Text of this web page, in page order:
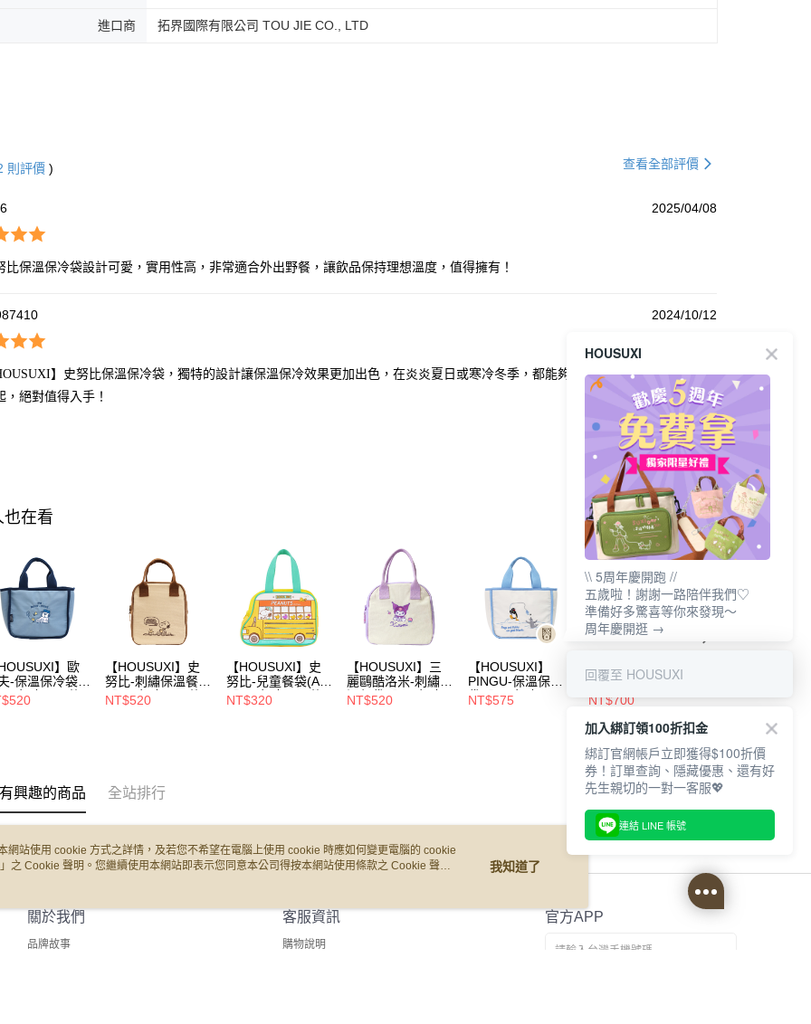
進口商 拓界國際有限公司 TOU JIE CO., LTD
則評價 ) 查看全部評價
2025/04/08
比保溫保冷袋設計可愛，實用性高，非常適合外出野餐，讓飲品保持理想溫度，值得擁有！
2024/10/12
】史努比保溫保冷袋，獨特的設計讓保溫保冷效果更加出色，在炎炎夏日或寒冷冬季，都能夠保持食物的新鮮度。優惠
，絕對值得入手！
也在看
HOUSUXI】歐
-保溫保冷袋
周年慶↘三件
】
【HOUSUXI】史
努比-刺繡保溫餐袋
【5周年慶↘三件
75折】
NT$520
【HOUSUXI】史
努比-兒童餐袋(A2)
【5周年慶↘三件
75折】
NT$320
【HOUSUXI】三
麗鷗酷洛米-刺繡保
溫餐袋【5周年慶
↘三件75折】
NT$520
【HOUSUXI】
PINGU-保溫保冷
袋【5周年慶↘三
件75折】
NT$575
【HOUSUXI】史
努比-旅行斜背小包
【5周年慶↘三件
75折】
NT$700
興趣的商品 全站排行
關於我們
品牌故事
客服資訊
購物說明
官方APP
網站使用 cookie 方式之詳情，及若您不希望在電腦上使用 cookie 時應如何變更電腦的 cookie
」之 Cookie 聲明。您繼續使用本網站即表示您同意本公司得按本網站使用條款之 Cookie 聲明
我知道了
HOUSUXI
\\ 5周年慶開跑 //
五歲啦！謝謝一路陪伴我們♡
準備好多驚喜等你來發現～
周年慶開逛 →
回覆至 HOUSUXI
加入綁訂領100折扣金
綁訂官網帳戶立即獲得$100折價
券！訂單查詢、隱藏優惠、還有好
先生親切的一對一客服💖
連結 LINE 帳號